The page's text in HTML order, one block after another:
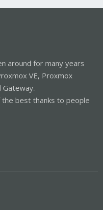
around for many years
VE, Proxmox
Gateway.
the best thanks to people